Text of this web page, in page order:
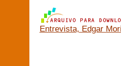
Entrevista, Edgar